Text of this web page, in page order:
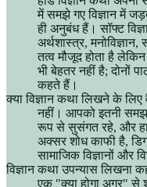
में समझे गए विज्ञान में
ही अनुबंध हैं। सॉफ्ट
अर्थशास्त्र,
तत्व मौजूद होता है
भी बेहतर नहीं है; दोनों
कहते हैं।
क्या विज्ञान कथा लिखने के लिए
नहीं। आपको इतनी
रूप से सुसंगत रहे, और
अक्सर शोध काफी है,
सामाजिक विज्ञानों और
विज्ञान कथा उपन्यास लिखना
एक "क्या होगा अगर"